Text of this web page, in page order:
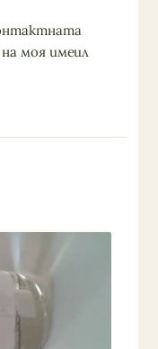
моя имеил